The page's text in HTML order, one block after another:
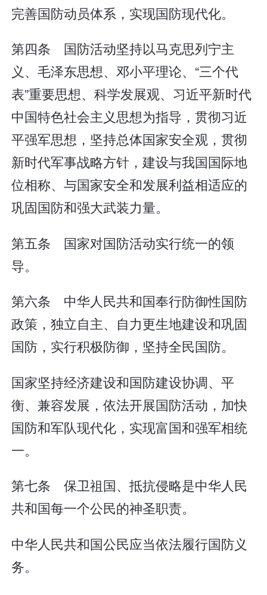
完善国防动员体系，实现国防现代化。
第四条 国防活动坚持以马克思列宁主
义、毛泽东思想、邓小平理论、“三个代
表”重要思想、科学发展观、习近平新时代
中国特色社会主义思想为指导，贯彻习近
平强军思想，坚持总体国家安全观，贯彻
新时代军事战略方针，建设与我国国际地
位相称、与国家安全和发展利益相适应的
巩固国防和强大武装力量。
第五条 国家对国防活动实行统一的领
导。
第六条 中华人民共和国奉行防御性国防
政策，独立自主、自力更生地建设和巩固
国防，实行积极防御，坚持全民国防。
国家坚持经济建设和国防建设协调、平
衡、兼容发展，依法开展国防活动，加快
国防和军队现代化，实现富国和强军相统
一。
第七条 保卫祖国、抵抗侵略是中华人民
共和国每一个公民的神圣职责。
中华人民共和国公民应当依法履行国防义
务。